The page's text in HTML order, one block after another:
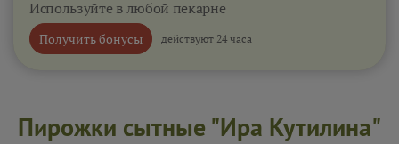
Используйте в любой пекарне
Получить бонусы действуют 24 часа
Пирожки сытные "Ира Кутилина"